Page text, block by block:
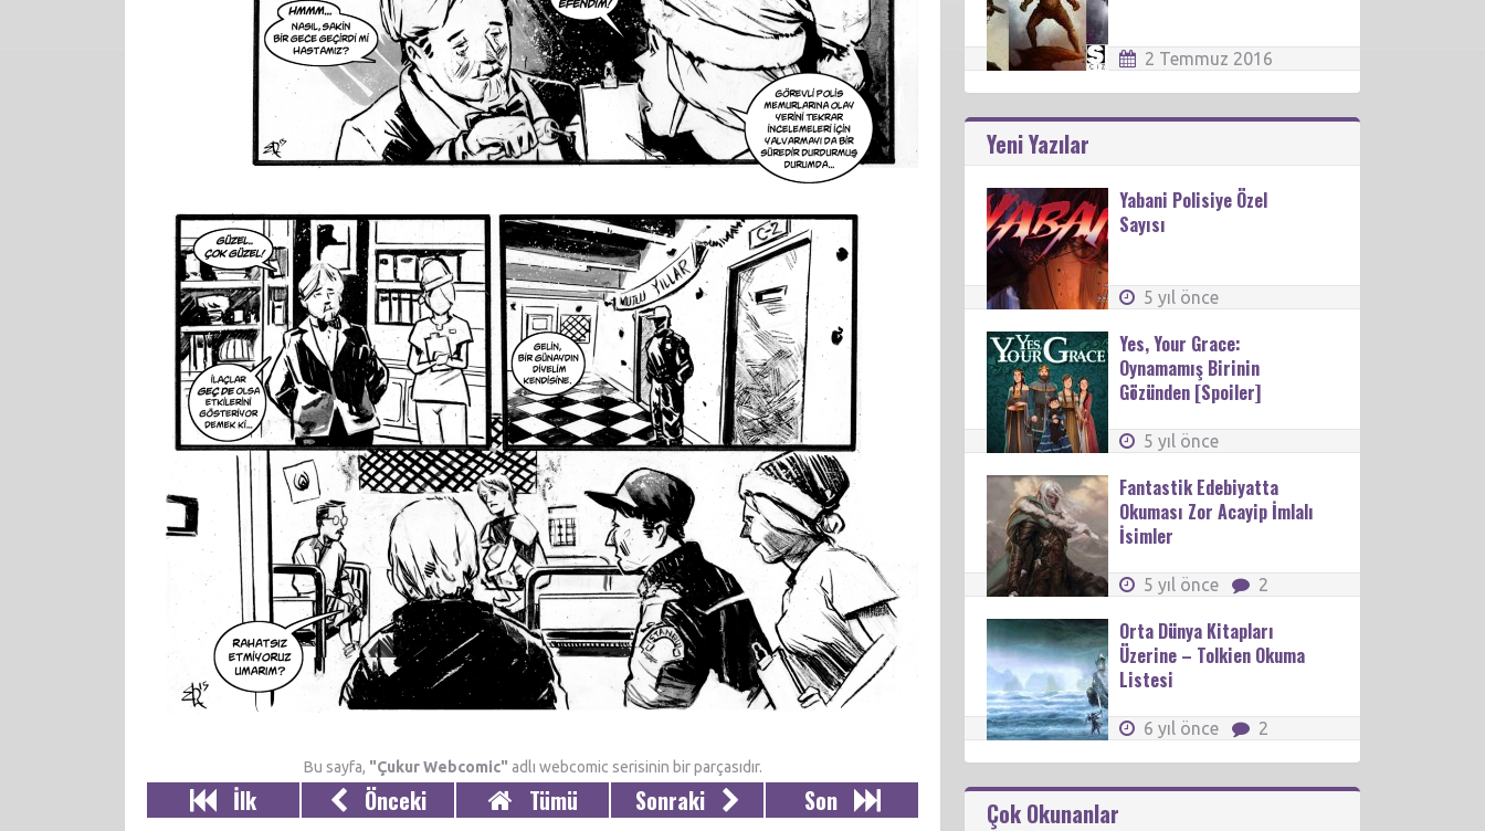
Bu sayfa, "Çukur Webcomic" adlı webcomic serisinin bir parçasıdır.
İlk Önceki Tümü Sonraki Son
2 Temmuz 2016
Yeni Yazılar
Yabani Polisiye Özel
Sayısı
5 yıl önce
Yes, Your Grace:
Oynamamış Birinin
Gözünden [Spoiler]
5 yıl önce
Fantastik Edebiyatta
Okuması Zor Acayip İmlalı
İsimler
5 yıl önce 2
Orta Dünya Kitapları
Üzerine – Tolkien Okuma
Listesi
6 yıl önce 2
Çok Okunanlar